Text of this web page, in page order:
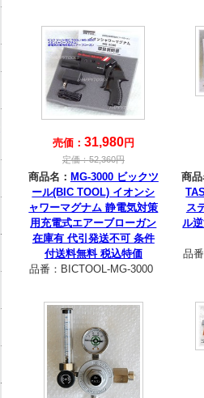
売価： 31,980円
定価：52,360円
商品名： MG-3000 ビックツ
ール(BIC TOOL) イオンシ
ャワーマグナム 静電気対策
用充電式エアーブローガン
在庫有 代引発送不可 条件
付送料無料 税込特価
品番： BICTOOL-MG-3000
商
ス
ル
品